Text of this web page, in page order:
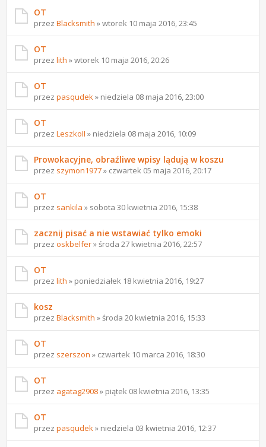
OT
przezBlacksmith » wtorek 10 maja 2016, 23:45
OT
przezlith » wtorek 10 maja 2016, 20:26
OT
przezpasqudek » niedziela 08 maja 2016, 23:00
OT
przezLeszkoII » niedziela 08 maja 2016, 10:09
Prowokacyjne, obraźliwe wpisy lądują w koszu
przez szymon1977» czwartek 05 maja 2016, 20:17
OT
przez sankila » sobota 30 kwietnia 2016, 15:38
zacznij pisać a nie wstawiać tylko emoki
przezoskbelfer» środa 27 kwietnia 2016, 22:57
OT
przezlith » poniedziałek 18 kwietnia 2016, 19:27
kosz
przezBlacksmith » środa 20 kwietnia 2016, 15:33
OT
przez szerszon » czwartek 10 marca 2016, 18:30
OT
przez agatag2908» piątek 08 kwietnia 2016, 13:35
OT
przezpasqudek » niedziela 03 kwietnia 2016, 12:37